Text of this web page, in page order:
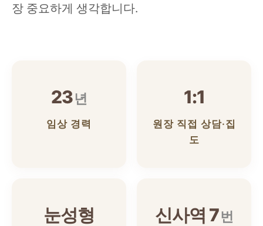
장 중요하게 생각합니다.
23년
임상 경력
1:1
원장 직접 상담·집
도
눈성형 신사역 7번